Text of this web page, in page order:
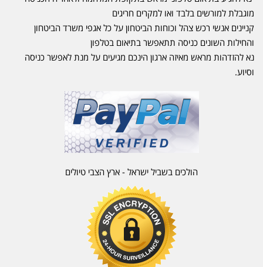
מוגבלת למורשים בלבד ואו למקרים חריגים
קניינים אנשי רכש צהל וכוחות הביטחון על כל אגפי משרד הביטחון
והחילות השונים כניסה תתאפשר בתיאום בטלפון
נא להזדהות מראש מאיזה ארגון הינכם מגיעים על מנת לאפשר כניסה
וסיוע.
הולכים בשביל ישראל - ארץ הצבי טיולים